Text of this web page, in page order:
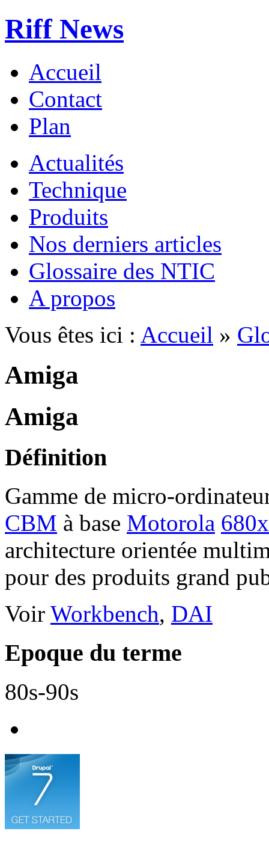
Riff News
Accueil
Contact
Plan
Actualités
Technique
Produits
Nos derniers articles
Glossaire des NTIC
A propos
Vous êtes ici : Accueil »
Amiga
Amiga
Définition
Gamme de micro-
CBM à base Motorola
architecture orientée
pour des produits grand
Voir Workbench, DAI
Epoque du terme
80s-90s